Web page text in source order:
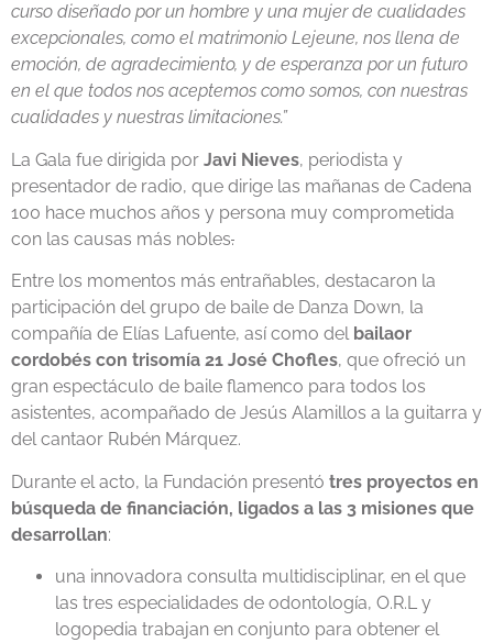
curso diseñado por un hombre y una mujer de cualidades
excepcionales, como el matrimonio Lejeune, nos llena de
emoción, de agradecimiento, y de esperanza por un futuro
en el que todos nos aceptemos como somos, con nuestras
cualidades y nuestras limitaciones.”
La Gala fue dirigida por Javi Nieves, periodista y
presentador de radio, que dirige las mañanas de Cadena
100 hace muchos años y persona muy comprometida
con las causas más nobles.
Entre los momentos más entrañables, destacaron la
participación del grupo de baile de Danza Down, la
compañía de Elías Lafuente, así como del bailaor
cordobés con trisomía 21 José Chofles, que ofreció un
gran espectáculo de baile flamenco para todos los
asistentes, acompañado de Jesús Alamillos a la guitarra y
del cantaor Rubén Márquez.
Durante el acto, la Fundación presentó tres proyectos en
búsqueda de financiación, ligados a las 3 misiones que
desarrollan:
una innovadora consulta multidisciplinar, en el que
las tres especialidades de odontología, O.R.L y
logopedia trabajan en conjunto para obtener el